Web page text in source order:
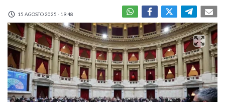
15 AGOSTO 2025 - 19:48